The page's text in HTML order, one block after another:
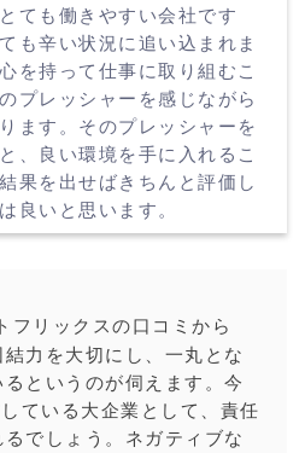
ても働きやすい会社です
も辛い状況に追い込まれま
を持って仕事に取り組むこ
プレッシャーを感じながら
ます。そのプレッシャーを
、良い環境を手に入れるこ
果を出せばきちんと評価し
良いと思います。
フリックスの口コミから
力を大切にし、一丸とな
というのが伺えます。今
ている大企業として、責任
でしょう。ネガティブな